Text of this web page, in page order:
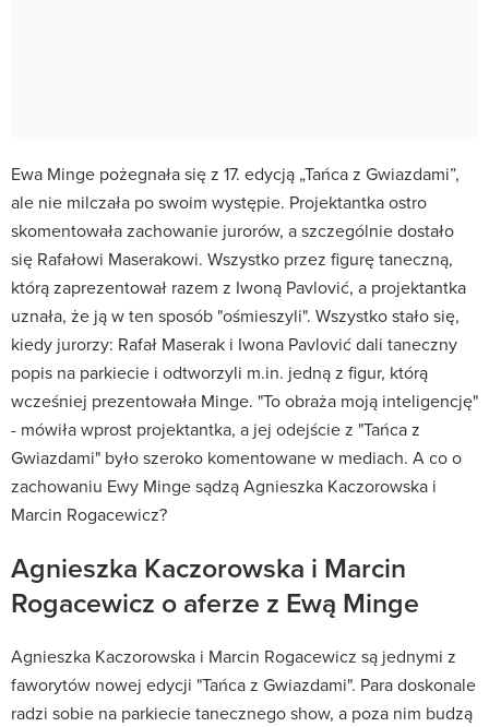
Ewa Minge pożegnała się z 17. edycją „Tańca z Gwiazdami”,
ale nie milczała po swoim występie. Projektantka ostro
skomentowała zachowanie jurorów, a szczególnie dostało
się Rafałowi Maserakowi. Wszystko przez figurę taneczną,
którą zaprezentował razem z Iwoną Pavlović, a projektantka
uznała, że ją w ten sposób "ośmieszyli". Wszystko stało się,
kiedy jurorzy: Rafał Maserak i Iwona Pavlović dali taneczny
popis na parkiecie i odtworzyli m.in. jedną z figur, którą
wcześniej prezentowała Minge. "To obraża moją inteligencję"
- mówiła wprost projektantka, a jej odejście z "Tańca z
Gwiazdami" było szeroko komentowane w mediach. A co o
zachowaniu Ewy Minge sądzą Agnieszka Kaczorowska i
Marcin Rogacewicz?
Agnieszka Kaczorowska i Marcin
Rogacewicz o aferze z Ewą Minge
Agnieszka Kaczorowska i Marcin Rogacewicz są jednymi z
faworytów nowej edycji "Tańca z Gwiazdami". Para doskonale
radzi sobie na parkiecie tanecznego show, a poza nim budzą